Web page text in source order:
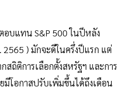
บแทน S&P 500 ในปีหลัง
2565 ) มักจะดีในครึ่งปีแรก แต่
สถิติการเลือกตั้งสหรัฐฯ และการ
มีโอกาสปรับเพิ่มขึ้นได้ถึงเดือน